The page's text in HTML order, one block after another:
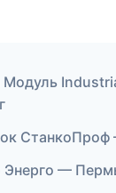
Модуль
СтанкоПроф
—